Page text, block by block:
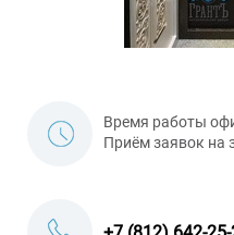
Время работы
Приём заявок на